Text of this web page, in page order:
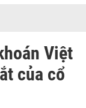
Việt
của cổ